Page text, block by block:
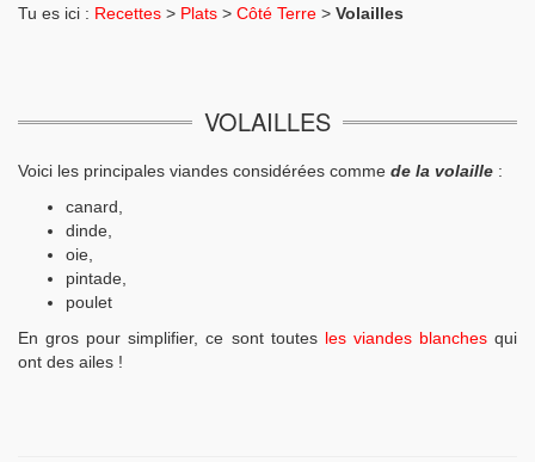
Tu es ici : Recettes > Plats > Côté Terre > Volailles
VOLAILLES
Voici les principales viandes considérées comme de la volaille :
canard,
dinde,
oie,
pintade,
poulet
En gros pour simplifier, ce sont toutes les viandes blanchesqui
ont des ailes !